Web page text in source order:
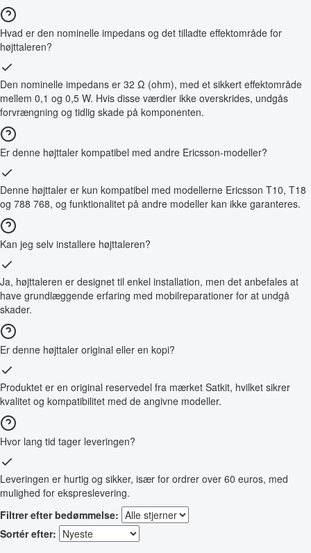
Hvad er den nominelle impedans og det tilladte effektområde for
højttaleren?
Den nominelle impedans er 32 Ω (ohm), med et sikkert effektområde
mellem 0,1 og 0,5 W. Hvis disse værdier ikke overskrides, undgås
forvrængning og tidlig skade på komponenten.
Er denne højttaler kompatibel med andre Ericsson-modeller?
Denne højttaler er kun kompatibel med modellerne Ericsson T10, T18
og 788 768, og funktionalitet på andre modeller kan ikke garanteres.
Kan jeg selv installere højttaleren?
Ja, højttaleren er designet til enkel installation, men det anbefales at
have grundlæggende erfaring med mobilreparationer for at undgå
skader.
Er denne højttaler original eller en kopi?
Produktet er en original reservedel fra mærket Satkit, hvilket sikrer
kvalitet og kompatibilitet med de angivne modeller.
Hvor lang tid tager leveringen?
Leveringen er hurtig og sikker, især for ordrer over 60 euros, med
mulighed for ekspreslevering.
Filtrer efter bedømmelse:
Sortér efter: